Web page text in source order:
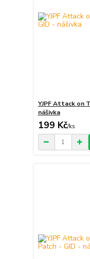
YJPF Attack on
nášivka
199 Kč/ks